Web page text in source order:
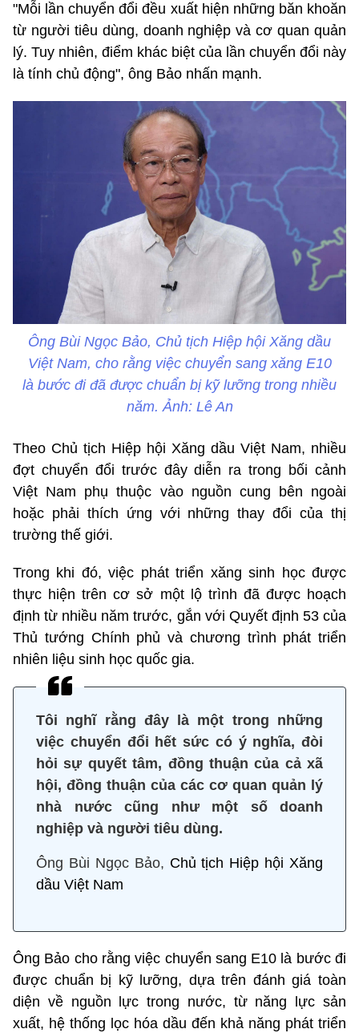
"Mỗi lần chuyển đổi đều xuất hiện những băn khoăn
từ người tiêu dùng, doanh nghiệp và cơ quan quản
lý. Tuy nhiên, điểm khác biệt của lần chuyển đổi này
là tính chủ động", ông Bảo nhấn mạnh.
Ông Bùi Ngọc Bảo, Chủ tịch Hiệp hội Xăng dầu
Việt Nam, cho rằng việc chuyển sang xăng E10
là bước đi đã được chuẩn bị kỹ lưỡng trong nhiều
năm. Ảnh: Lê An
Theo Chủ tịch Hiệp hội Xăng dầu Việt Nam, nhiều
đợt chuyển đổi trước đây diễn ra trong bối cảnh
Việt Nam phụ thuộc vào nguồn cung bên ngoài
hoặc phải thích ứng với những thay đổi của thị
trường thế giới.
Trong khi đó, việc phát triển xăng sinh học được
thực hiện trên cơ sở một lộ trình đã được hoạch
định từ nhiều năm trước, gắn với Quyết định 53 của
Thủ tướng Chính phủ và chương trình phát triển
nhiên liệu sinh học quốc gia.
Tôi nghĩ rằng đây là một trong những
việc chuyển đổi hết sức có ý nghĩa, đòi
hỏi sự quyết tâm, đồng thuận của cả xã
hội, đồng thuận của các cơ quan quản lý
nhà nước cũng như một số doanh
nghiệp và người tiêu dùng.
Ông Bùi Ngọc Bảo, Chủ tịch Hiệp hội Xăng
dầu Việt Nam
Ông Bảo cho rằng việc chuyển sang E10 là bước đi
được chuẩn bị kỹ lưỡng, dựa trên đánh giá toàn
diện về nguồn lực trong nước, từ năng lực sản
xuất, hệ thống lọc hóa dầu đến khả năng phát triển